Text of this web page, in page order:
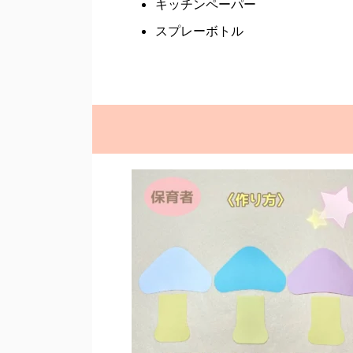
キッチンペーパー
スプレーボトル